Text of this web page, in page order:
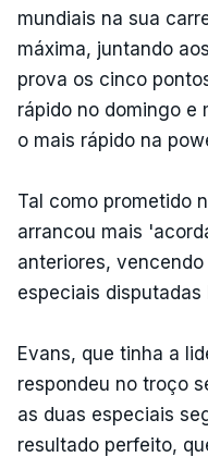
mundiais na sua
máxima, juntando
prova os cinco
rápido no domingo e
o mais rápido na
Tal como prometido
arrancou mais
anteriores,
especiais disputadas
Evans, que tinha a
respondeu no troço
as duas especiais
resultado perfeito,